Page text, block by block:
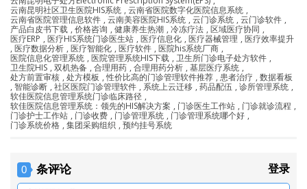
云南昆明社区卫生医院HIS系统 , 云南省医院数字化医院信息系统 ,
云南省医院管理信息软件 , 云南美容医院HIS系统 , 云门诊系统 , 云门诊软件 ,
产品白皮书下载 , 价格咨询 , 健康养生热潮 , 冷冻疗法 , 区域医疗协同 ,
医疗ERP , 医疗HIS系统门诊医生站 , 医疗信息化 , 医疗器械管理 , 医疗效率提升
, 医疗数据分析 , 医疗智能化 , 医疗软件 , 医院his系统厂商 ,
医院信息化管理系统 , 医院管理系统HIS下载 , 卫生所门诊电子处方软件 ,
卫生院HIS , 双机热备 , 合理用药 , 合理用药分析 , 基层医疗系统 ,
处方前置审核 , 处方模板 ,性价比高的门诊管理软件推荐 , 患者治疗 , 数据看板
, 智能诊断 , 社区医院门诊管理软件 , 系统上云迁移 , 药品配伍 , 诊所管理系统 ,
软佳医院信息管理系统门诊临床路径 ,
软佳医院信息管理系统：领先的HIS解决方案 , 门诊医生工作站 , 门诊就诊流程 ,
门诊护士工作站 , 门诊收费 , 门诊管理系统 , 门诊管理系统哪个好 ,
门诊系统价格 , 集团采购组织 , 预约挂号系统
0 条评论 登录